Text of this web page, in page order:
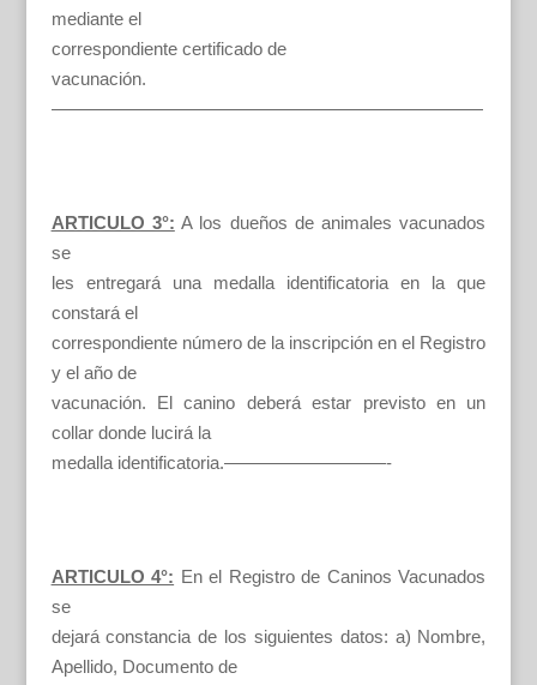
mediante el
correspondiente certificado de
vacunación.
————————————————————————
ARTICULO 3°: A los dueños de animales vacunados
se
les entregará una medalla identificatoria en la que
constará el
correspondiente número de la inscripción en el Registro
y el año de
vacunación. El canino deberá estar previsto en un
collar donde lucirá la
medalla identificatoria.—————————-
ARTICULO 4°: En el Registro de Caninos Vacunados
se
dejará constancia de los siguientes datos: a) Nombre,
Apellido, Documento de